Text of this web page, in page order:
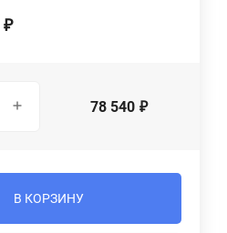
₽
78 540 ₽
В КОРЗИНУ